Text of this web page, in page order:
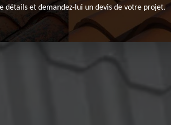
détails et demandez-lui un devis de votre projet.